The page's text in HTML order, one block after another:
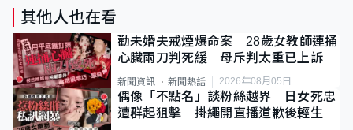
其他人也在看
勸未婚夫戒煙爆命案 28歲女教師連捅
心臟兩刀判死緩 母斥判太重已上訴
新聞資訊 新聞熱話 2026年08月05日
偶像「不點名」談粉絲越界 日女死忠
遭群起狙擊 掛繩開直播道歉後輕生